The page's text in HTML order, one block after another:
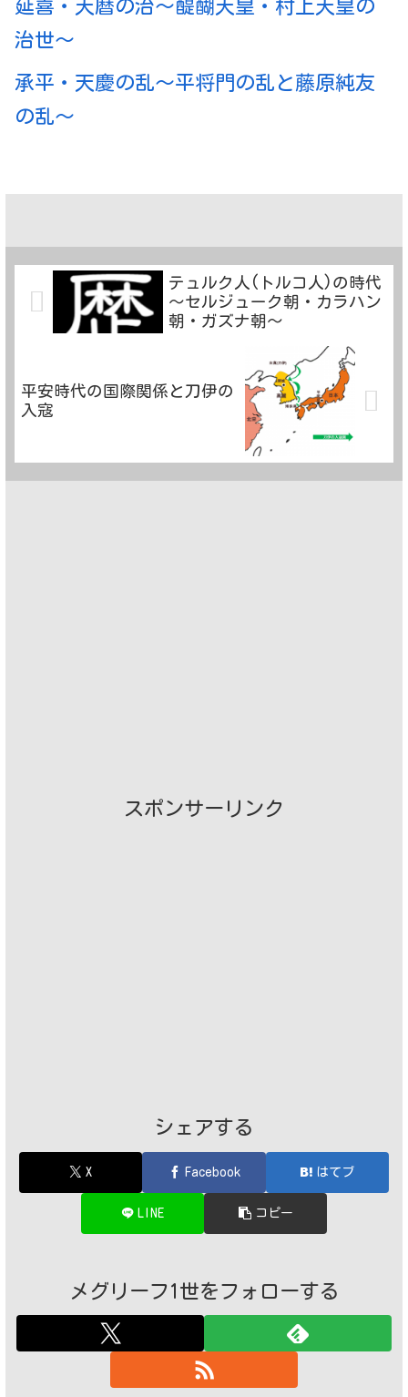
延喜・天暦の治～醍醐天皇・村上天皇の
治世～
承平・天慶の乱〜平将門の乱と藤原純友
の乱〜
テュルク人(トルコ人)の時代
～セルジューク朝・カラハン
朝・ガズナ朝～
平安時代の国際関係と刀伊の
入寇
スポンサーリンク
シェアする
X Facebook はてブ
LINE コピー
メグリーフ1世をフォローする